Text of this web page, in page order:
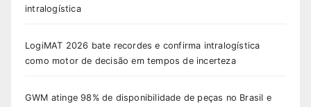
intralogística
LogiMAT 2026 bate recordes e confirma intralogística
como motor de decisão em tempos de incerteza
GWM atinge 98% de disponibilidade de peças no Brasil e